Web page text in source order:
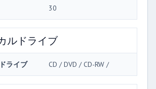
30
ルドライブ
ライブ CD / DVD / CD-RW /